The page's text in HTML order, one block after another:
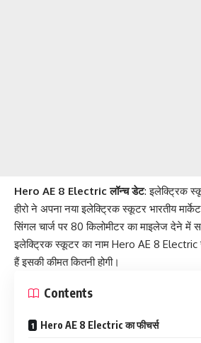
Hero AE 8 Electric लॉन्च डेट: इलेक्ट्रिक
हीरो ने अपना नया इलेक्ट्रिक स्कूटर भारतीय
सिंगल चार्ज पर 80 किलोमीटर का माइलेज देने में
इलेक्ट्रिक स्कूटर का नाम Hero AE 8
हैं इसकी कीमत कितनी होगी।
Contents
Hero AE 8 Electric का फीचर्स